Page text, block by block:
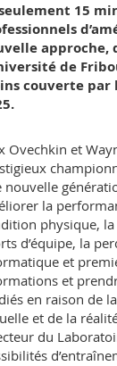
15
approche,
de
couverte par
Ovechkin et
nouvelle
la
physique,
d’équipe, la
et
et
en raison de
et de la
du